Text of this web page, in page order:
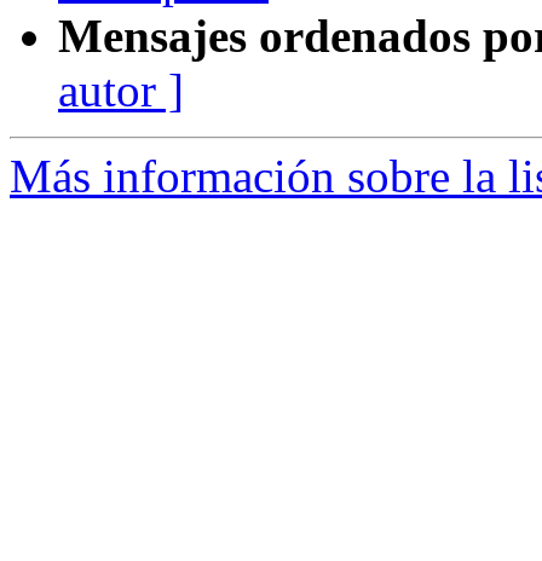
Mensajes ordenados
autor ]
Más información sobre la